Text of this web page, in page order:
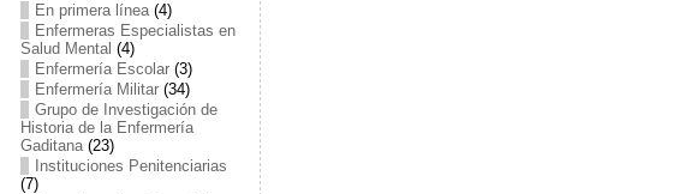
En primera línea(4)
Enfermeras Especialistas en
Salud Mental (4)
Enfermería Escolar(3)
Enfermería Militar(34)
Grupo de Investigación de
Historia de la Enfermería
Gaditana(23)
Instituciones Penitenciarias
(7)